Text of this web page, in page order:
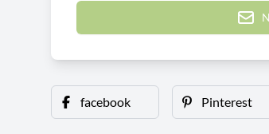
facebook Pinterest